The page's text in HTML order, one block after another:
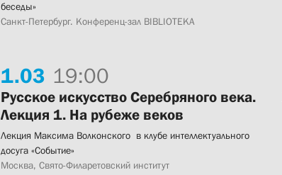
беседы»
Санкт-Петербург. Конференц-зал BIBLIOTEKA
1.03 19:00
Русское искусство Серебряного века.
Лекция 1. На рубеже веков
Лекция Максима Волконского в клубе интеллектуального
досуга «Событие»
Москва, Свято-Филаретовский институт